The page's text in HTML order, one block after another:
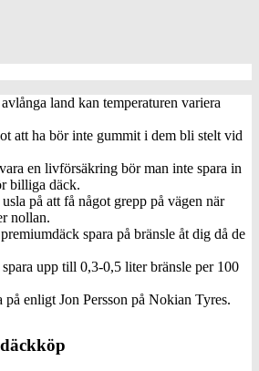
land kan temperaturen variera
att ha bör inte gummit i dem bli stelt vid
en livförsäkring bör man inte spara in
billiga däck.
på att få något grepp på vägen när
nollan.
spara på bränsle åt dig då de
upp till 0,3-0,5 liter bränsle per 100
enligt Jon Persson på Nokian Tyres.